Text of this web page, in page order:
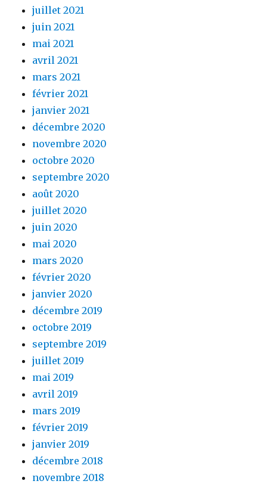
juillet 2021
juin 2021
mai 2021
avril 2021
mars 2021
février 2021
janvier 2021
décembre 2020
novembre 2020
octobre 2020
septembre 2020
août 2020
juillet 2020
juin 2020
mai 2020
mars 2020
février 2020
janvier 2020
décembre 2019
octobre 2019
septembre 2019
juillet 2019
mai 2019
avril 2019
mars 2019
février 2019
janvier 2019
décembre 2018
novembre 2018